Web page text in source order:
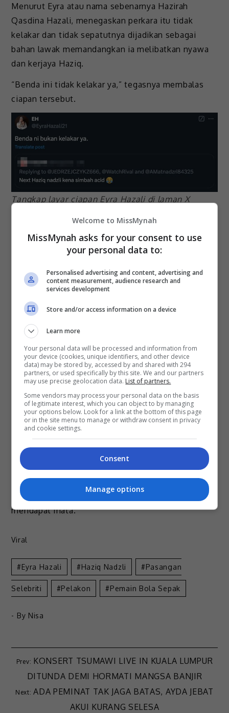
Menurut Eyra atau nama sebenarnya Hazirah
Qasdina Hazali, menegaskan perkara itu tidak
kelakar dan tidak sepatutnya dijadikan sebagai
bahan lawak memandangkan ia melibatkan nyawa
dan kerjaya Haziq.
“Benda ini tidak kelakar ya,” tegasnya membalas
ciapan tersebut.
Tangkap layar ciapan Eyra Hazali di laman X
Bagaimanapun, individu yang dipercayai berasal
dari negara seberang itu dilihat sudah pun
memadam ciapan dan akaun X miliknya selepas
menerima kecaman daripada wargamaya.
Malah, wargamaya turut menasihatkan Eyra agar
mengambil tindakan undang-undang dan
melaporkan perkara yang mengancam keselamatan
keluarganya itu kepada pihak polis.
Terdahulu, Eyra memohon orang ramai untuk
sesetengah pihak yang sanggup mendoakan agar
suaminya lumpuh serta turut mengaitkan anak-anak
mereka.
Perkara ini berikutan kekalahan pasukan Harimau
Malaya dalam aksi ketiga Kumpulan A Piala ASEAN
menentang Thailand pada Sabtu lalu dan kesalahan
Haziq dikatakan menjadi punca pasukan lawan
mendapat mata.
Viral
Eyra Hazali Haziq Nadzli Pasangan
Selebriti Pelakon Pemain Bola Sepak
- By Nisa
KONSERT TSUMAWI LIVE IN KUALA LUMPUR
DITUNDA DEMI HORMATI MANGSA BANJIR
ADA PEMINAT TAK JAGA BATAS, AYDA JEBAT
AKUI KURANG SELESA
Welcome to MissMynah
MissMynah asks for your consent to use
your personal data to:
Personalised advertising and content, advertising and
content measurement, audience research and
services development
Store and/or access information on a device
Learn more
Your personal data will be processed and information from
your device (cookies, unique identifiers, and other device
data) may be stored by, accessed by and shared with 294
partners, or used specifically by this site. We and our partners
may use precise geolocation data. List of partners.
Some vendors may process your personal data on the basis
of legitimate interest, which you can object to by managing
your options below. Look for a link at the bottom of this page
or in the site menu to manage or withdraw consent in privacy
and cookie settings.
Consent
Manage options